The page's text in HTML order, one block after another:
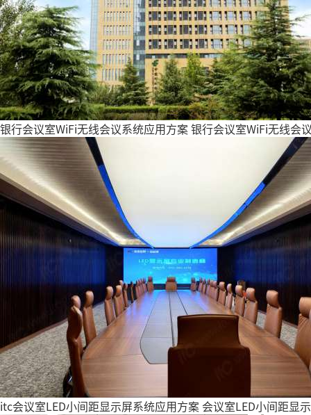
银行会议室WiFi无线会议系统应用方案银行会议室WiFi无线会
itc会议室LED小间距显示屏系统应用方案 会议室LED小间距显